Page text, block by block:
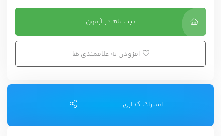
ثبت نام در آزمون
افزودن به علاقمندی ها
اشتراک گذاری :